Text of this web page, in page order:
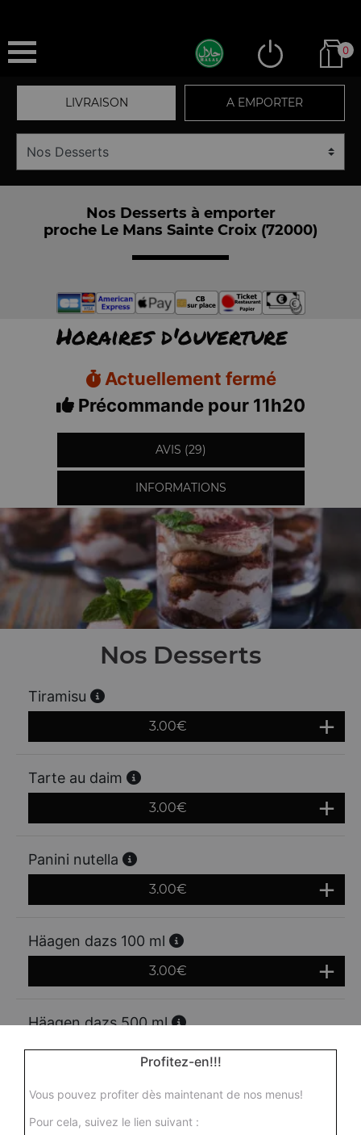
0
LIVRAISON A EMPORTER
Nos Desserts à emporter
proche Le Mans Sainte Croix (72000)
Horaires d'ouverture
Actuellement fermé
Précommande pour 11h20
AVIS (29)
INFORMATIONS
Nos Desserts
Tiramisu
3.00€
Tarte au daim
3.00€
Panini nutella
3.00€
Häagen dazs 100 ml
3.00€
Häagen dazs 500 ml
7.00€
Profitez-en!!!
Vous pouvez profiter dès maintenant de nos menus!
Pour cela, suivez le lien suivant :